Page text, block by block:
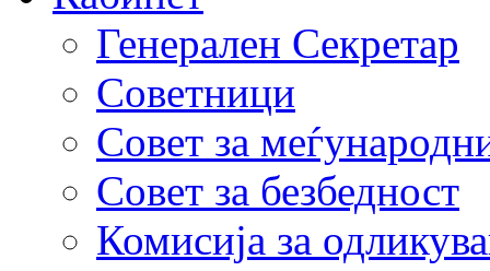
Генерален Секретар
Советници
Совет за
Совет за безбедност
Комисија за